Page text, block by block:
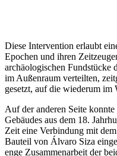
Diese Intervention erlaubt
Epochen und ihren
archäologischen Fundstücke
im Außenraum verteilten,
gesetzt, auf die wiederum
Auf der anderen Seite
Gebäudes aus dem 18.
Zeit eine Verbindung mit
Bauteil von Álvaro Siza
enge Zusammenarbeit der